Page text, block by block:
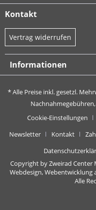
Kontakt
Vertrag widerrufen
Informationen
* Alle Preise inkl. gesetzl.
Cookie-Einstellungen
Newsletter
Kontakt
Copyright by Zweirad Center
Webdesign,
Alle